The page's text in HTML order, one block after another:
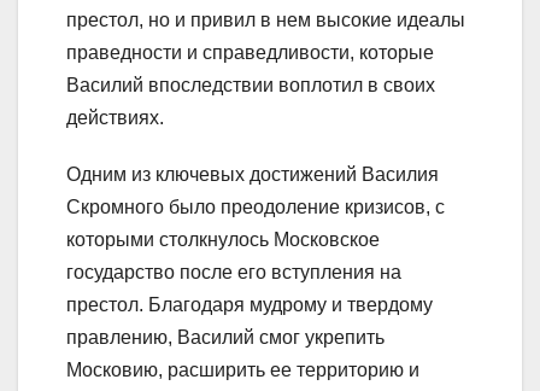
престол, но и привил в нем высокие идеалы
праведности и справедливости, которые
Василий впоследствии воплотил в своих
действиях.
Одним из ключевых достижений Василия
Скромного было преодоление кризисов, с
которыми столкнулось Московское
государство после его вступления на
престол. Благодаря мудрому и твердому
правлению, Василий смог укрепить
Московию, расширить ее территорию и